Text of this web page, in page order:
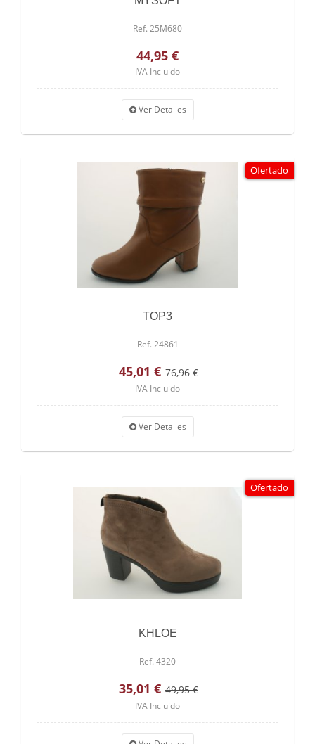
Ref. 25M680
44,95 €
IVA Incluido
Ver Detalles
Ofertado
TOP3
Ref. 24861
45,01 € 76,96 €
IVA Incluido
Ver Detalles
Ofertado
KHLOE
Ref. 4320
35,01 € 49,95 €
IVA Incluido